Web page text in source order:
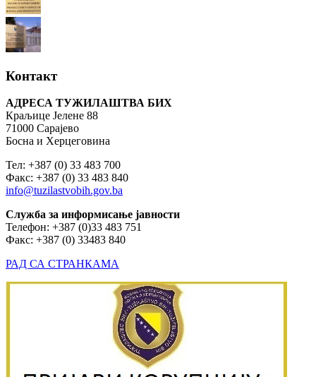
Контакт
АДРЕСА ТУЖИЛАШТВА БИХ
Краљице Јелене 88
71000 Сарајево
Босна и Херцеговина
Тел: +387 (0) 33 483 700
Факс: +387 (0) 33 483 840
info@tuzilastvobih.gov.ba
Служба за информисање јавности
Телефон: +387 (0)33 483 751
Факс: +387 (0) 33483 840
РАД СА СТРАНКАМА